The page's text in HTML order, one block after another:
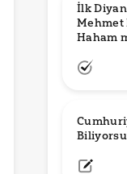
İlk
Mehmet
Haham